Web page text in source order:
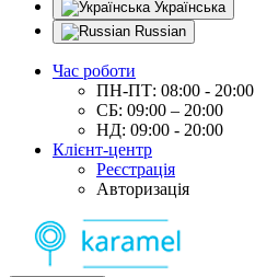
Українська
Russian
Час роботи
ПН-ПТ: 08:00 - 20:00
СБ: 09:00 – 20:00
НД: 09:00 - 20:00
Клієнт-центр
Реєстрація
Авторизація